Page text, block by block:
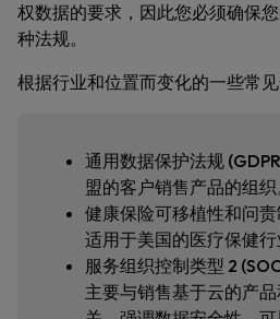
权数据的要求，因此您必须确保
种法规。
根据行业和位置而变化的一些常见
通用数据保护法规
盟的客户销售产品的组织
健康保险可移植性和问责
适用于美国的医疗保健行
服务组织控制类型 2 (SOC
主要与销售基于云的产